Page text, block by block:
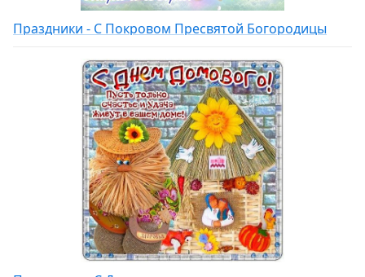
Праздники - С Покровом Пресвятой Богородицы